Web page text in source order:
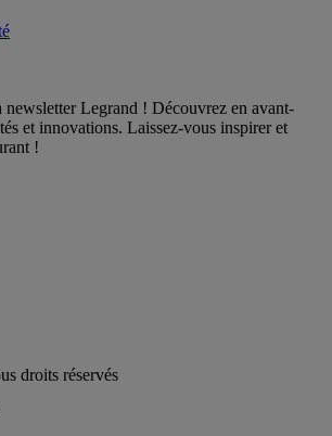
newsletter Legrand ! Découvrez en avant-
et innovations. Laissez-vous inspirer et
!
droits réservés